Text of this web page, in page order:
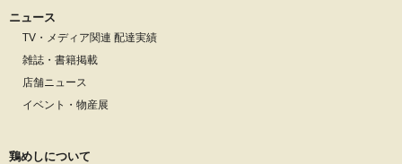
ニュース
TV・メディア関連 配達実績
雑誌・書籍掲載
店舗ニュース
イベント・物産展
鶏めしについて